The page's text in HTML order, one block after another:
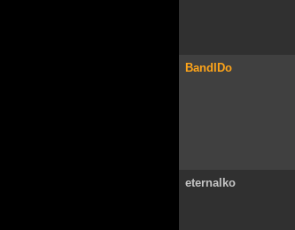
BandIDo
eternalko